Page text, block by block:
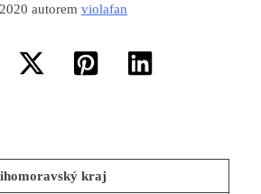
autorem violafan
kraj